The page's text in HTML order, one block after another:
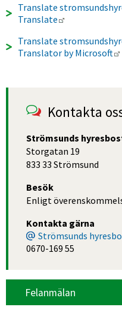
Translate
Translate
Translate
Translator by Microsoft
Kontakta
Strömsunds
Storgatan 19
833 33 Strömsund
Besök
Enligt
Kontakta gärna
Strömsunds
0670-169 55
Felanmälan